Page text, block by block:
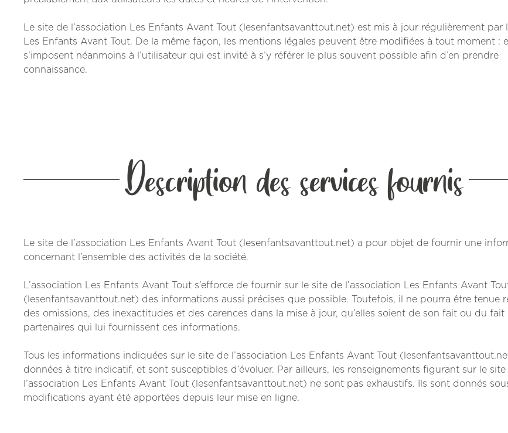
Le site de l’association Les Enfants Avant Tout (lesenfantsavanttout.net) est mis à jour régulièrement par
Les Enfants Avant Tout. De la même façon, les mentions légales peuvent être modifiées à tout moment :
s’imposent néanmoins à l’utilisateur qui est invité à s’y référer le plus souvent possible afin d’en prendre
connaissance.
Description des services fournis
Le site de l’association Les Enfants Avant Tout (lesenfantsavanttout.net) a pour objet de fournir une
concernant l’ensemble des activités de la société.
L’association Les Enfants Avant Tout s’efforce de fournir sur le site de l’association Les Enfants Avant
(lesenfantsavanttout.net) des informations aussi précises que possible. Toutefois, il ne pourra être tenue
des omissions, des inexactitudes et des carences dans la mise à jour, qu’elles soient de son fait ou du fait
partenaires qui lui fournissent ces informations.
Tous les informations indiquées sur le site de l’association Les Enfants Avant Tout
données à titre indicatif, et sont susceptibles d’évoluer. Par ailleurs, les renseignements figurant sur le
l’association Les Enfants Avant Tout (lesenfantsavanttout.net) ne sont pas exhaustifs. Ils sont donnés
modifications ayant été apportées depuis leur mise en ligne.